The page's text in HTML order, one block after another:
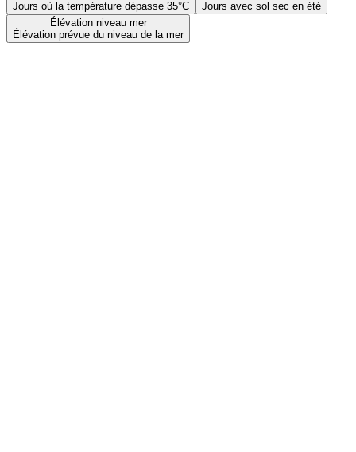
Jours où la température dépasse 35°C
Jours avec sol sec en été
Élévation niveau mer
Élévation prévue du niveau de la mer